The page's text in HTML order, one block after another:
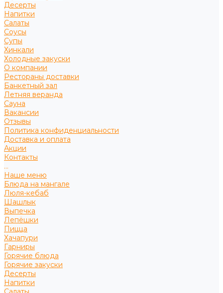
Десерты
Напитки
Салаты
Соусы
Супы
Хинкали
Холодные закуски
О компании
Рестораны доставки
Банкетный зал
Летняя веранда
Сауна
Вакансии
Отзывы
Политика конфиденциальности
Доставка и оплата
Акции
Контакты
...
Наше меню
Блюда на мангале
Люля-кебаб
Шашлык
Выпечка
Лепёшки
Пицца
Хачапури
Гарниры
Горячие блюда
Горячие закуски
Десерты
Напитки